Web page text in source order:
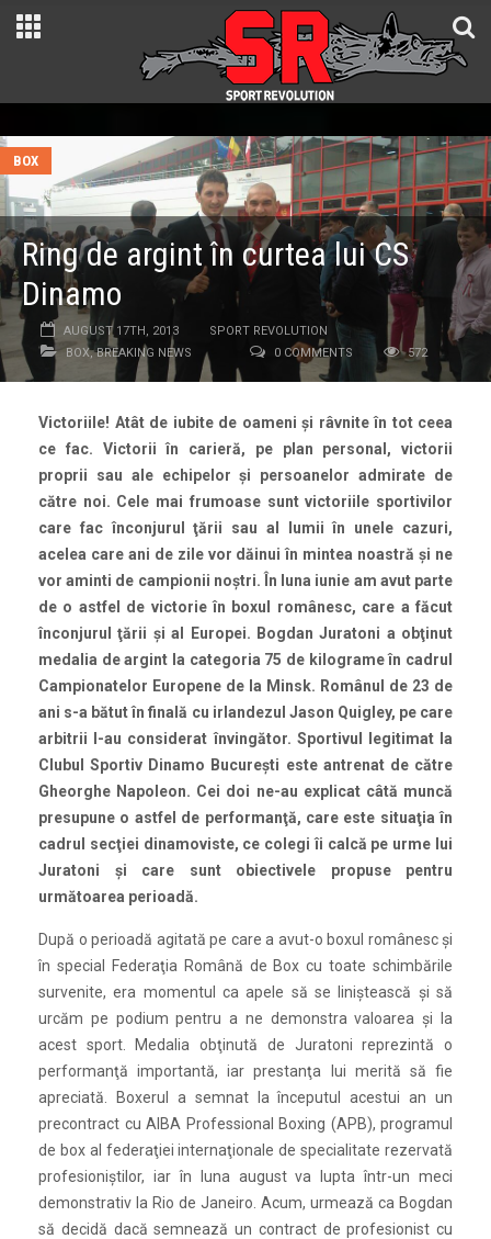
BOX
Ring de argint în curtea lui CS
Dinamo
AUGUST 17TH, 2013
SPORT REVOLUTION
BOX,BREAKING NEWS 0 COMMENTS 572
Victoriile! Atât de iubite de oameni și râvnite în tot ceea
ce fac. Victorii în carieră, pe plan personal, victorii
proprii sau ale echipelor și persoanelor admirate de
către noi. Cele mai frumoase sunt victoriile sportivilor
care fac înconjurul ţării sau al lumii în unele cazuri,
acelea care ani de zile vor dăinui în mintea noastră și ne
vor aminti de campionii noștri. În luna iunie am avut parte
de o astfel de victorie în boxul românesc, care a făcut
înconjurul ţării și al Europei. Bogdan Juratoni a obţinut
medalia de argint la categoria 75 de kilograme în cadrul
Campionatelor Europene de la Minsk. Românul de 23 de
ani s-a bătut în finală cu irlandezul Jason Quigley, pe care
arbitrii l-au considerat învingător. Sportivul legitimat la
Clubul Sportiv Dinamo București este antrenat de către
Gheorghe Napoleon. Cei doi ne-au explicat câtă muncă
presupune o astfel de performanţă, care este situaţia în
cadrul secţiei dinamoviste, ce colegi îi calcă pe urme lui
Juratoni și care sunt obiectivele propuse pentru
următoarea perioadă.
După o perioadă agitată pe care a avut-o boxul românesc și
în special Federaţia Română de Box cu toate schimbările
survenite, era momentul ca apele să se liniștească și să
urcăm pe podium pentru a ne demonstra valoarea și la
acest sport. Medalia obţinută de Juratoni reprezintă o
performanţă importantă, iar prestanţa lui merită să fie
apreciată. Boxerul a semnat la începutul acestui an un
precontract cu AIBA Professional Boxing (APB), programul
de box al federaţiei internaţionale de specialitate rezervată
profesioniştilor, iar în luna august va lupta într-un meci
demonstrativ la Rio de Janeiro. Acum, urmează ca Bogdan
să decidă dacă semnează un contract de profesionist cu